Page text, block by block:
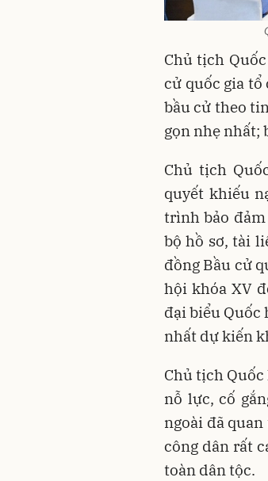
Chủ tịch
cử quốc gia
bầu cử theo
gọn nhẹ nhất;
Chủ tịch
quyết khiếu
trình bảo
bộ hồ sơ, tài
đồng Bầu cử
hội khóa XV
đại biểu Quốc
nhất dự kiến
Chủ tịch
nỗ lực, cố
ngoài đã
công dân rất
toàn dân tộc.